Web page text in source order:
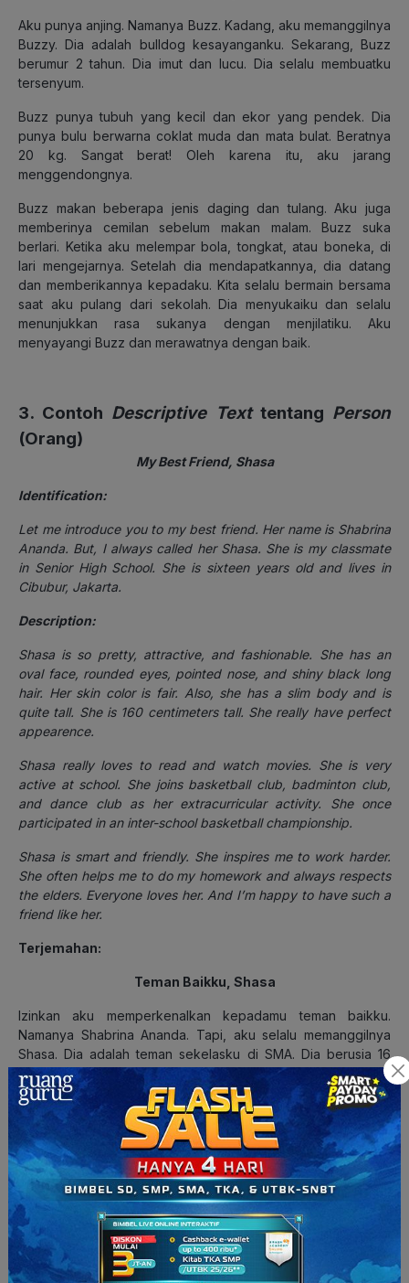
Aku punya anjing. Namanya Buzz. Kadang, aku memanggilnya
Buzzy. Dia adalah bulldog kesayanganku. Sekarang, Buzz
berumur 2 tahun. Dia imut dan lucu. Dia selalu membuatku
tersenyum.
Buzz punya tubuh yang kecil dan ekor yang pendek. Dia
punya bulu berwarna coklat muda dan mata bulat. Beratnya
20 kg. Sangat berat! Oleh karena itu, aku jarang
menggendongnya.
Buzz makan beberapa jenis daging dan tulang. Aku juga
memberinya cemilan sebelum makan malam. Buzz suka
berlari. Ketika aku melempar bola, tongkat, atau boneka, di
lari mengejarnya. Setelah dia mendapatkannya, dia datang
dan memberikannya kepadaku. Kita selalu bermain bersama
saat aku pulang dari sekolah. Dia menyukaiku dan selalu
menunjukkan rasa sukanya dengan menjilatiku. Aku
menyayangi Buzz dan merawatnya dengan baik.
3. Contoh Descriptive Texttentang Person
(Orang)
My Best Friend, Shasa
Identification:
Let me introduce you to my best friend. Her name is Shabrina
Ananda. But, I always called her Shasa. She is my classmate
in Senior High School. She is sixteen years old and lives in
Cibubur, Jakarta.
Description:
Shasa is so pretty, attractive, and fashionable. She has an
oval face, rounded eyes, pointed nose, and shiny black long
hair. Her skin color is fair. Also, she has a slim body and is
quite tall. She is 160 centimeters tall. She really have perfect
appearence.
Shasa really loves to read and watch movies. She is very
active at school. She joins basketball club, badminton club,
and dance club as her extracurricular activity. She once
participated in an inter-school basketball championship.
Shasa is smart and friendly. She inspires me to work harder.
She often helps me to do my homework and always respects
the elders. Everyone loves her. And I’m happy to have such a
friend like her.
Terjemahan:
Teman Baikku, Shasa
Izinkan aku memperkenalkan kepadamu teman baikku.
Namanya Shabrina Ananda. Tapi, aku selalu memanggilnya
Shasa. Dia adalah teman sekelasku di SMA. Dia berusia 16
tahun dan tinggal di Cibubur, Jakarta.
Shasa sangat cantik, menarik, dan modis. Dia memiliki wajah
oval, mata bulat, hidung mancung, dan rambut hitam panjang
yang berkilau. Kulitnya berwarna putih. Dia juga bertubuh
langsing dan agak tinggi. Tingginya 160 cm. Dia benar-benar
memiliki penampilan yang sempurna.
Shasa sangat suka membaca dan menonton film. Dia sangat
aktif di sekolah. Dia bergabung di klub basket, klub
badminton, dan klub menari sebagai kegiatan
ekstrakurikulernya. Dia pernah mengikuti pertandingan